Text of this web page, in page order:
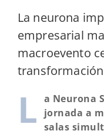
La neurona
empresarial
macroevento
L a Neurona
jornada a
salas